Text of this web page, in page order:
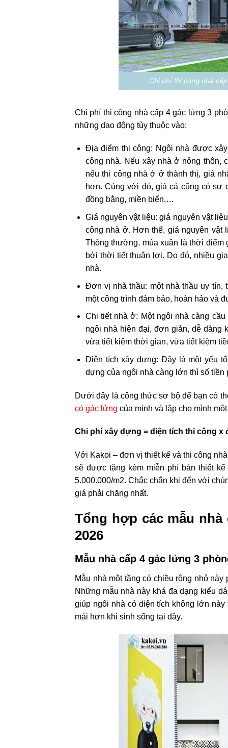
Chi phí thi công nhà
Chi phí thi công nhà cấp 4 gác lửng 3
những dao động tùy thuộc vào:
Địa điểm thi công: Ngôi nhà được
công nhà. Nếu xây nhà ở nông thôn,
nếu thi công nhà ở ở thành thị, giá
hơn. Cùng với đó, giá cả cũng có sự
đồng bằng, miền biển,…
Giá nguyên vật liệu: giá nguyên vật
công nhà ở. Hơn thế, giá nguyên vật
Thông thường, mùa xuân là thời điểm
bởi thời tiết thuận lợi. Do đó, nhiều
nhà.
Đơn vị nhà thầu: một nhà thầu uy tín,
một công trình đảm bảo, hoàn hảo và
Chi tiết nhà ở: Một ngôi nhà càng
ngôi nhà hiện đại, đơn giản, dễ dàng
vừa tiết kiệm thời gian, vừa tiết kiệm
Diện tích xây dựng: Đây là một yếu
dựng của ngôi nhà càng lớn thì số
Dưới đây là công thức sơ bộ để bạn có
có gác lửng của mình và lập cho mình
Chi phí xây dựng = diện tích thi công x
Với Kakoi – đơn vị thiết kế và thi công
sẽ được tặng kèm miễn phí bản thiết
5.000.000/m2. Chắc chắn khi đến với
giá phải chăng nhất.
Tổng hợp các mẫu
2026
Mẫu nhà cấp 4 gác lửng 3
Mẫu nhà một tầng có chiều rộng nhỏ
Những mẫu nhà này khá đa dạng kiểu
giúp ngôi nhà có diện tích không lớn
mái hơn khi sinh sống tại đây.